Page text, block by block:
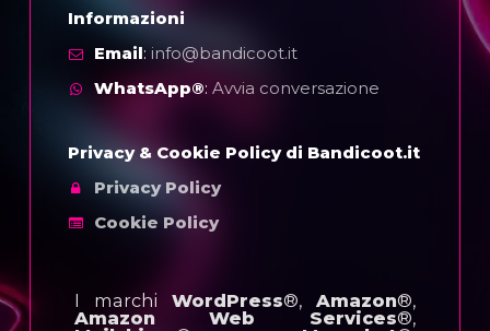
Informazioni
Email : info@bandicoot.it
WhatsApp®: Avvia conversazione
Privacy & Cookie Policy di Bandicoot.it
Privacy Policy
Cookie Policy
I marchi WordPress®, Amazon®,
Amazon Web Services®,